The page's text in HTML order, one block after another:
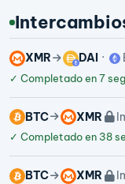
XMR DAI
✓ Completado en 7
BTC XMR
✓ Completado en 38
BTC XMR